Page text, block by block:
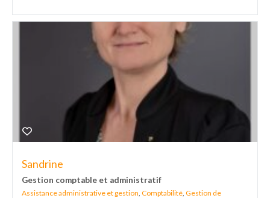
Sandrine
Gestion comptable et administratif
Assistance administrative et gestion Comptabilité Gestion de